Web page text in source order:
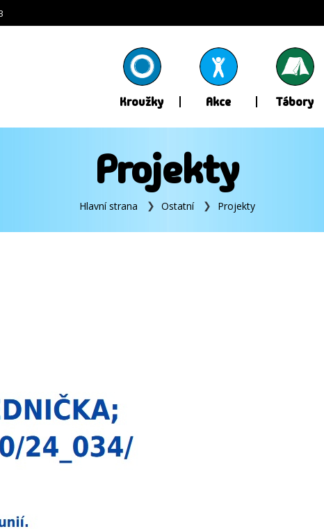
Kroužky Akce Tábory
Projekty
Hlavní strana Ostatní Projekty